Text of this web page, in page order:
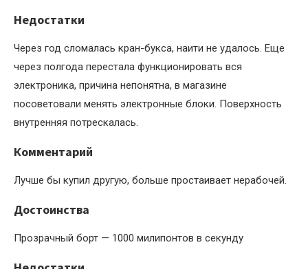
Недостатки
Через год сломалась кран-букса, наити не удалось. Еще
через полгода перестала функционировать вся
электроника, причина непонятна, в магазине
посоветовали менять электронные блоки. Поверхность
внутренняя потрескалась.
Комментарий
Лучше бы купил другую, больше простаивает нерабочей.
Достоинства
Прозрачный борт — 1000 милипонтов в секунду